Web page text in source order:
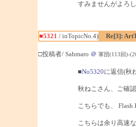
すみませんがよろ
■5321 / inTopicNo.4)
Re[3]:
□投稿者/ Sahmaro ＠ 軍団(113回)-
■No5320に返信(秋
秋ねこさん、ご確
こちらでも、
こちらは余り高速